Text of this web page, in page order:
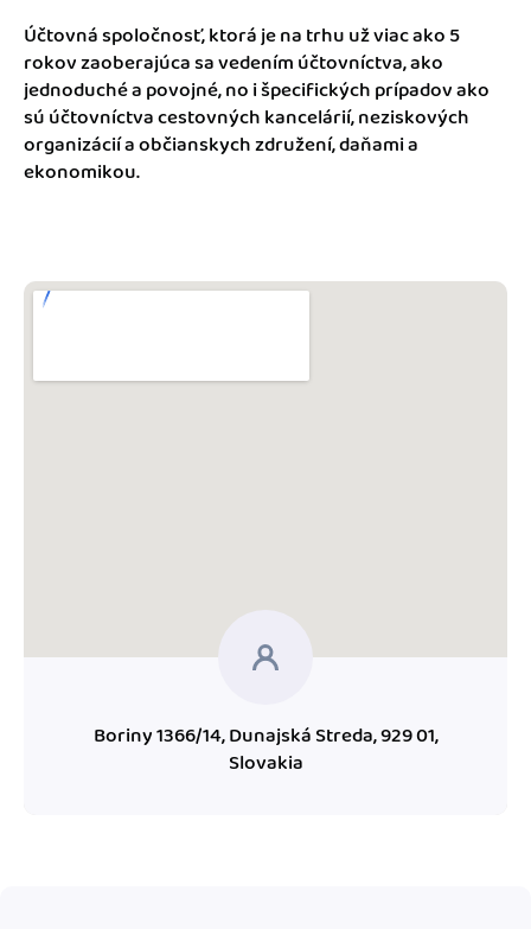
Spriatelení účtovníci
Katalóg doplnkov
Ako sa vyznať vo fakturácii
Blog
Podnikateľský servis
Účtovná spoločnosť, ktorá je na trhu už viac ako 5
rokov zaoberajúca sa vedením účtovníctva, ako
jednoduché a povojné, no i špecifických prípadov ako
sú účtovníctva cestovných kancelárií, neziskových
organizácií a občianskych združení, daňami a
ekonomikou.
Boriny 1366/14, Dunajská Streda, 929 01,
Slovakia